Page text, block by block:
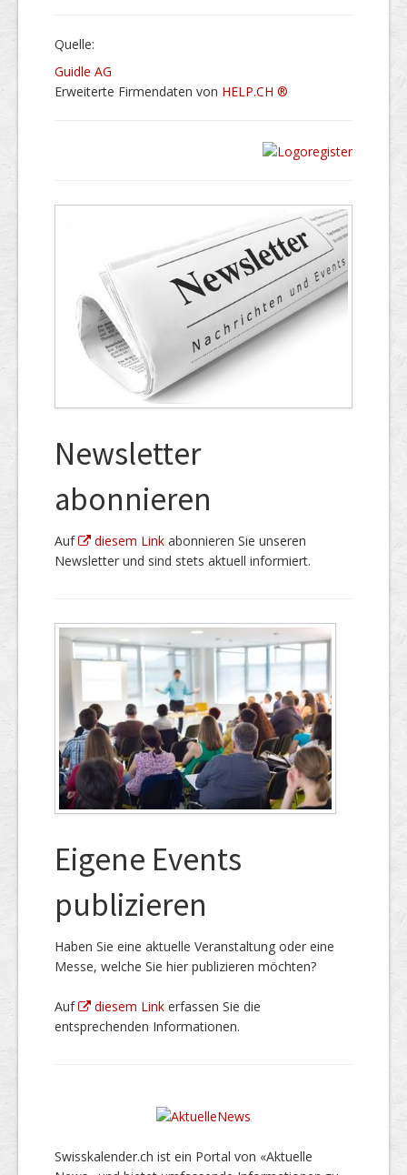
Quelle:
Guidle AG
Erweiterte Firmendaten von HELP.CH ®
Newsletter
abonnieren
Auf diesem Link abonnieren Sie unseren
Newsletter und sind stets aktuell informiert.
Eigene Events
publizieren
Haben Sie eine aktuelle Veranstaltung oder eine
Messe, welche Sie hier publizieren möchten?
Auf diesem Link erfassen Sie die
entsprechenden Informationen.
Swisskalender.ch ist ein Portal von «Aktuelle